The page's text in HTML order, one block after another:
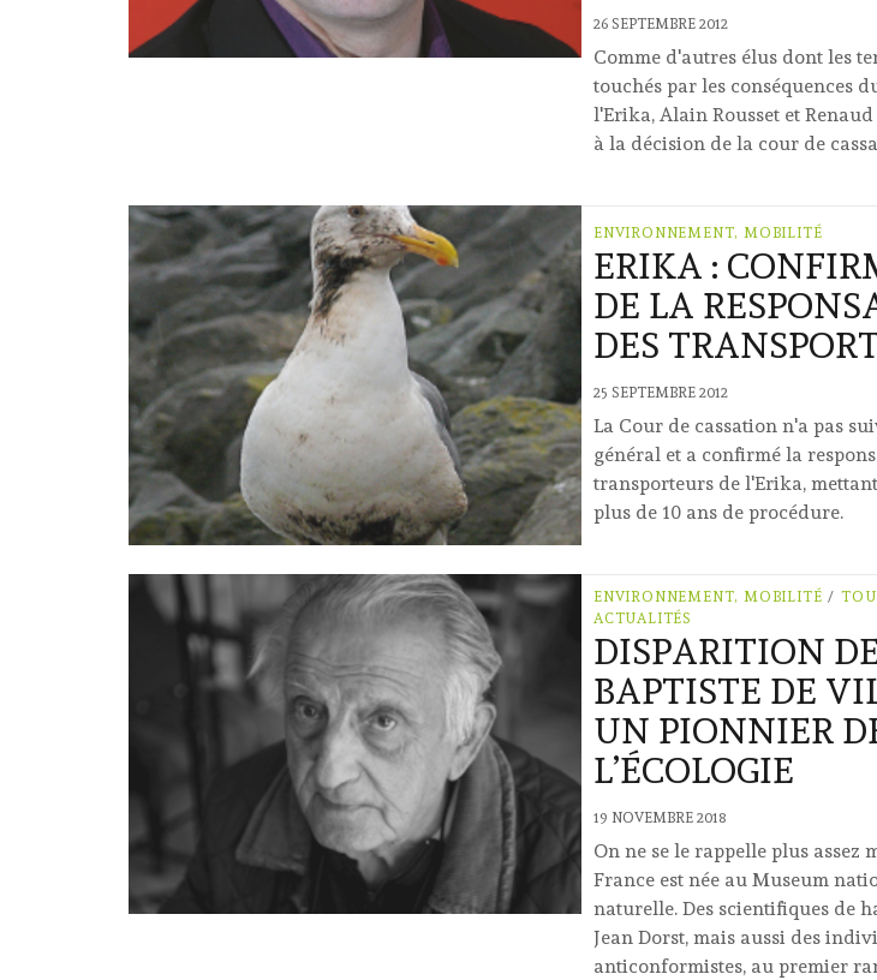
26 SEPTEMBRE 2012
Comme d'autres élus dont les
touchés par les conséquences
l'Erika, Alain Rousset et
à la décision de la cour de
ENVIRONNEMENT, MOBILITÉ
ERIKA :
DE LA
DES
25 SEPTEMBRE 2012
La Cour de cassation n'a pas
général et a confirmé la
transporteurs de l'Erika,
plus de 10 ans de procédure.
ENVIRONNEMENT, MOBILITÉ /
ACTUALITÉS
DISPARITION
BAPTISTE DE
UN PIONNIER
L’ÉCOLOGIE
19 NOVEMBRE 2018
On ne se le rappelle plus assez
France est née au Museum
naturelle. Des scientifiques de
Jean Dorst, mais aussi des
anticonformistes, au premier